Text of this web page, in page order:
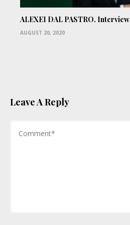
ALEXEI DAL PASTRO. Interview
AUGUST 20, 2020
Leave A Reply